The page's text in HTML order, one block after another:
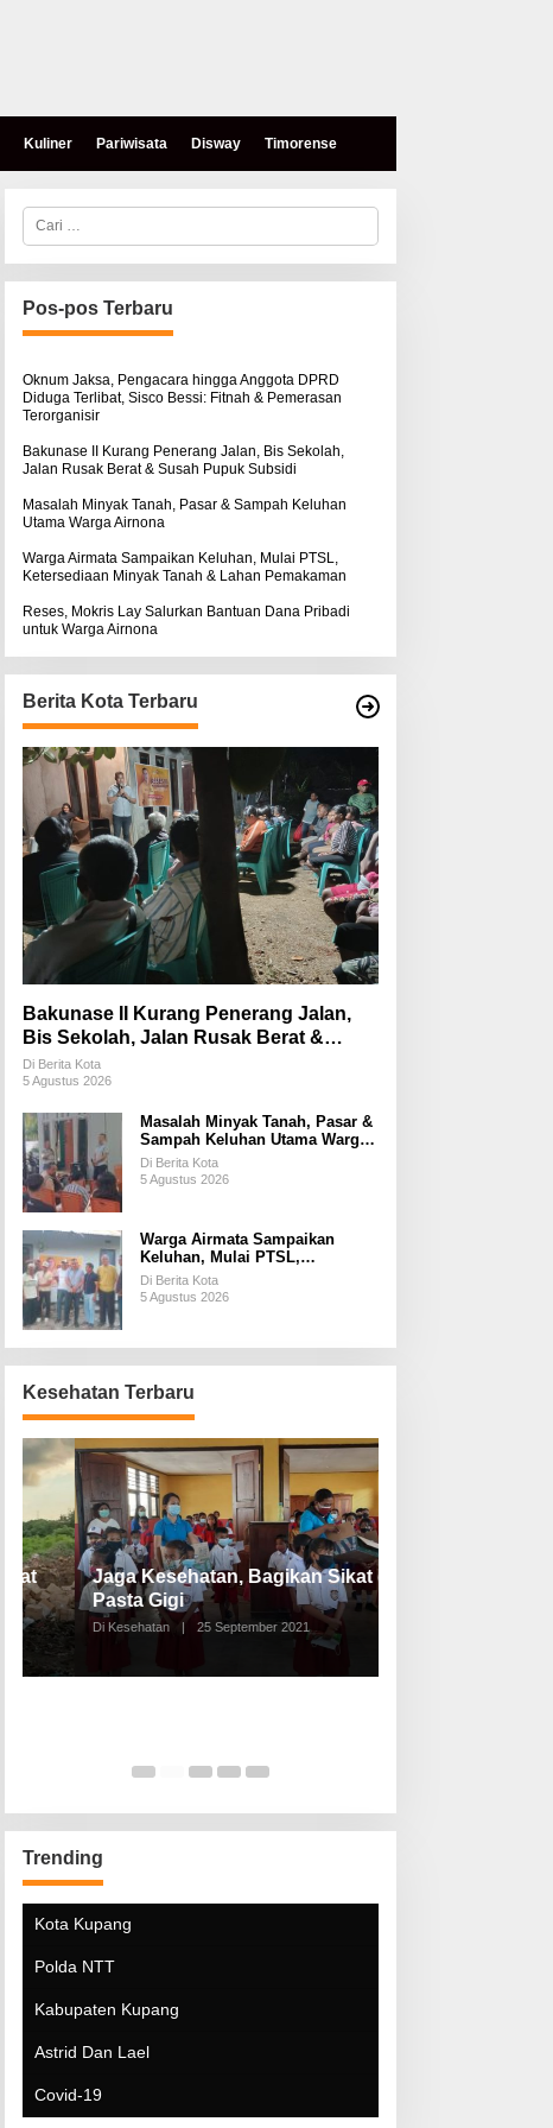
Kuliner Pariwisata Disway Timorense
C
r
i
u
n
u
:
Pos-pos Terbaru
Oknum Jaksa, Pengacara hingga Anggota DPRD
Diduga Terlibat, Sisco Bessi: Fitnah & Pemerasan
Terorganisir
Bakunase II Kurang Penerang Jalan, Bis Sekolah,
Jalan Rusak Berat & Susah Pupuk Subsidi
Masalah Minyak Tanah, Pasar & Sampah Keluhan
Utama Warga Airnona
Warga Airmata Sampaikan Keluhan, Mulai PTSL,
Ketersediaan Minyak Tanah & Lahan Pemakaman
Reses, Mokris Lay Salurkan Bantuan Dana Pribadi
untuk Warga Airnona
Berita Kota Terbaru
Bakunase II Kurang Penerang Jalan,
Bis Sekolah, Jalan Rusak Berat &
Susah Pupuk Subsidi
Di Berita Kota
5 Agustus 2026
Masalah Minyak Tanah, Pasar &
Sampah Keluhan Utama Warga
Airnona
Di Berita Kota
5 Agustus 2026
Warga Airmata Sampaikan
Keluhan, Mulai PTSL,
Ketersediaan Minyak Tanah &
Lahan Pemakaman
Di Berita Kota
5 Agustus 2026
Kesehatan Terbaru
Jaga Kesehatan, Bagikan Sikat dan
Pasta Gigi
Di Kesehatan | 25 September 2021
Trending
Kota Kupang
Polda NTT
Kabupaten Kupang
Astrid Dan Lael
Covid-19